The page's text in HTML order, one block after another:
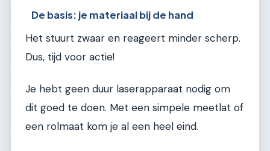
De basis: je materiaal bij de hand
Het stuurt zwaar en reageert minder scherp.
Dus, tijd voor actie!
Je hebt geen duur laserapparaat nodig om
dit goed te doen. Met een simpele meetlat of
een rolmaat kom je al een heel eind.